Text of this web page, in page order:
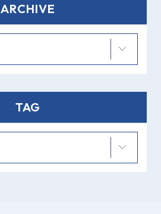
ARCHIVE
TAG